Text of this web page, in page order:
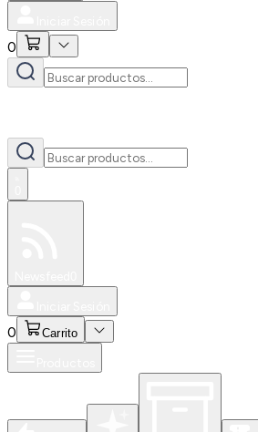
0
0 Carrito